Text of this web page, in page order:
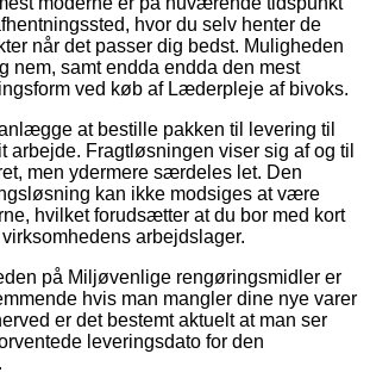
hvor du selv henter de
når det passer dig bedst. Muligheden
nem, samt endda endda den mest
ved køb af Læderpleje af bivoks.
at bestille pakken til levering til
arbejde. Fragtløsningen viser sig af og til
men ydermere særdeles let. Den
kan ikke modsiges at være
hvilket forudsætter at du bor med kort
arbejdslager.
på Miljøvenlige rengøringsmidler er
hvis man mangler dine nye varer
er det bestemt aktuelt at man ser
leveringsdato for den